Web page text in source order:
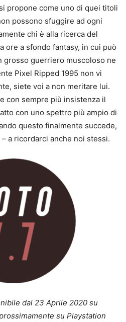
propone come uno di quei titoli
possono sfuggire ad ogni
chi è alla ricerca del
ore a sfondo fantasy, in cui può
guerriero muscoloso ne
Pixel Ripped 1995 non vi
siete voi a non meritare lui.
con sempre più insistenza il
con uno spettro più ampio di
questo finalmente succede,
a ricordarci anche noi stessi.
dal 23 Aprile 2020 su
su Playstation